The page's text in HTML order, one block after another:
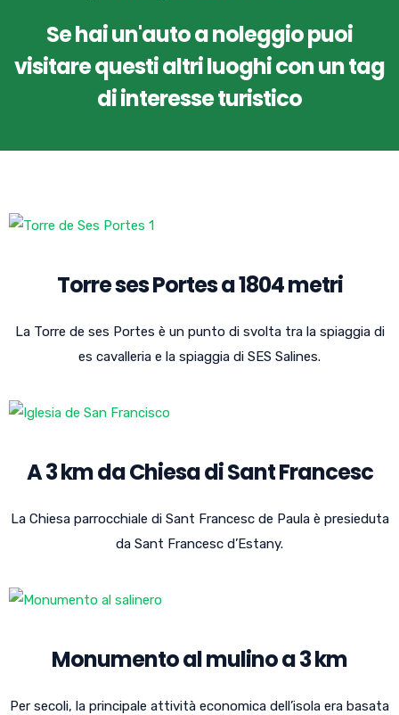
Se hai un'auto a noleggio puoi
visitare questi altri luoghi con un tag
di interesse turistico
Torre ses Portes a 1804 metri
La Torre de ses Portes è un punto di svolta tra la spiaggia di
es cavalleria e la spiaggia di SES Salines.
A 3 km da Chiesa di Sant Francesc
La Chiesa parrocchiale di Sant Francesc de Paula è presieduta
da Sant Francesc d’Estany.
Monumento al mulino a 3 km
Per secoli, la principale attività economica dell’isola era basata